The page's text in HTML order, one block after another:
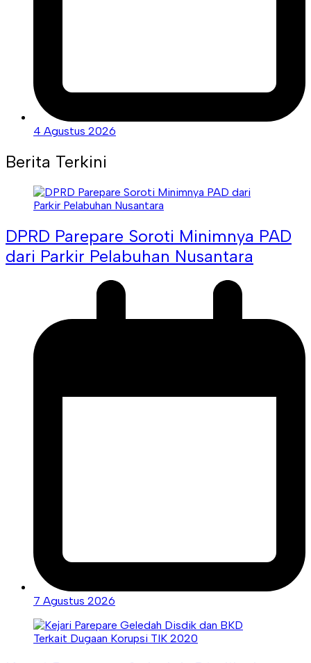
4 Agustus 2026
Berita Terkini
DPRD Parepare Soroti Minimnya PAD
dari Parkir Pelabuhan Nusantara
7 Agustus 2026